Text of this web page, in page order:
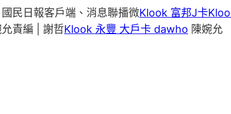
民日報客戶端、消息聯播微Klook 富邦J卡
責編 | 謝哲Klook 永豐 大戶卡 dawho 陳婉允